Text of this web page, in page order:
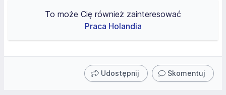
To może Cię również zainteresować
Praca Holandia
Udostępnij Skomentuj